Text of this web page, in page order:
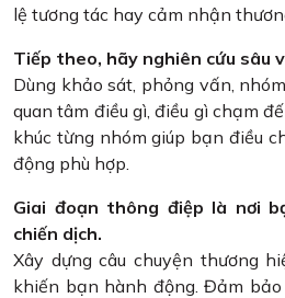
lệ tương tác hay cảm nhận
Tiếp theo, hãy nghiên cứu sâu
Dùng khảo sát, phỏng vấn,
quan tâm điều gì, điều gì chạm
khúc từng nhóm giúp bạn điều
động phù hợp.
Giai đoạn thông điệp là nơi
chiến dịch.
Xây dựng câu chuyện thương
khiến bạn hành động. Đảm